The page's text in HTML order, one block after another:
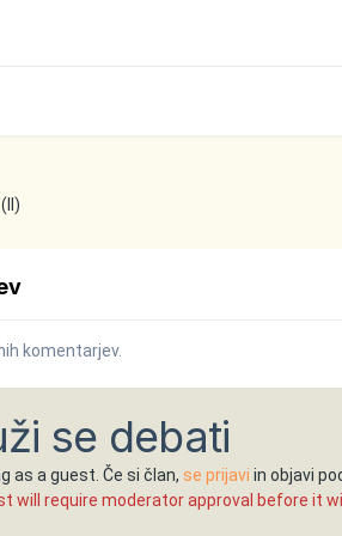
komentarjev.
se debati
as a guest. Če si član, se prijavi in objavi
will require moderator approval before it